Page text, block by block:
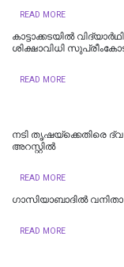
READ MORE
കാട്ടാക്കടയില്‍
ശിക്ഷാവിധി
READ MORE
നടി തൃഷയ്ക്കെതിരെ
അറസ്റ്റിൽ
READ MORE
ഗാസിയാബാദിൽ വനിതാ
READ MORE